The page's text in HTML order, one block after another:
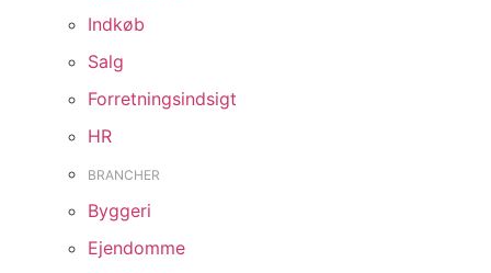
Indkøb
Salg
Forretningsindsigt
HR
BRANCHER
Byggeri
Ejendomme